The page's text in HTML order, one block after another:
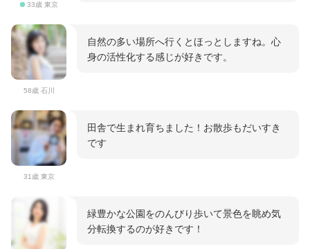
33歳 東京
58歳 石川
自然の多い場所へ行くとほっとしますね。心
身の活性化する感じが好きです。
31歳 東京
田舎で生まれ育ちました！お散歩もだいすき
です
緑豊かな公園をのんびり歩いて景色を眺め気
分転換するのが好きです！